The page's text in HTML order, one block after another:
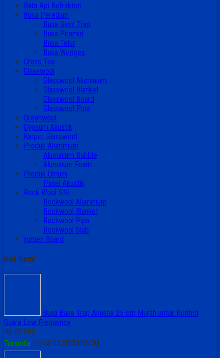
Bata Api Refraktori
Busa Peredam
Busa Bass Trap
Busa Piramid
Busa Telur
Busa Wedges
Cross Tee
Glasswool
Glasswool Aluminium
Glasswool Blanket
Glasswool Board
Glasswool Pipa
Greenwool
Gypsum Akustik
Karpet Glasswool
Produk Aluminium
Aluminium Bubble
Aluminum Foam
Produk Umum
Panel Akustik
Rock Wool SNI
Rockwool Aluminium
Rockwool Blanket
Rockwool Pipa
Rockwool Slab
yumen Board
Hot Item!
Busa Bass Trap Akustik 25 cm Murah untuk Kontrol
Suara Low Frequency
Rp 25.000
Tersedia / GIM-BSZIGZAG5CM